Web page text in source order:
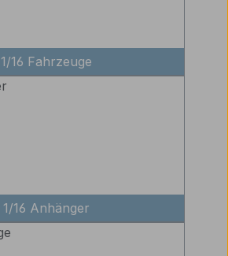
1/16 Fahrzeuge
1/16 Anhänger